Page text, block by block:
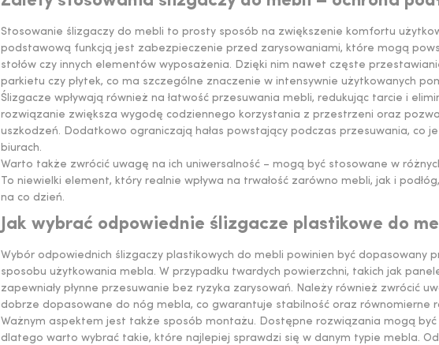
Stosowanie ślizgaczy do mebli to prosty sposób na zwiększenie komfortu
podstawową funkcją jest zabezpieczenie przed zarysowaniami, które mogą
stołów czy innych elementów wyposażenia. Dzięki nim nawet częste
parkietu czy płytek, co ma szczególne znaczenie w intensywnie użytkowanych
Ślizgacze wpływają również na łatwość przesuwania mebli, redukując tarcie i
rozwiązanie zwiększa wygodę codziennego korzystania z przestrzeni oraz
uszkodzeń. Dodatkowo ograniczają hałas powstający podczas przesuwania, co
biurach.
Warto także zwrócić uwagę na ich uniwersalność – mogą być stosowane w
To niewielki element, który realnie wpływa na trwałość zarówno mebli, jak i
na co dzień.
Jak wybrać odpowiednie ślizgacze plastikowe do
Wybór odpowiednich ślizgaczy plastikowych do mebli powinien być dopasowany
sposobu użytkowania mebla. W przypadku twardych powierzchni, takich jak
zapewniały płynne przesuwanie bez ryzyka zarysowań. Należy również zwrócić
dobrze dopasowane do nóg mebla, co gwarantuje stabilność oraz równomierne
Ważnym aspektem jest także sposób montażu. Dostępne rozwiązania mogą być
dlatego warto wybrać takie, które najlepiej sprawdzi się w danym typie mebla.